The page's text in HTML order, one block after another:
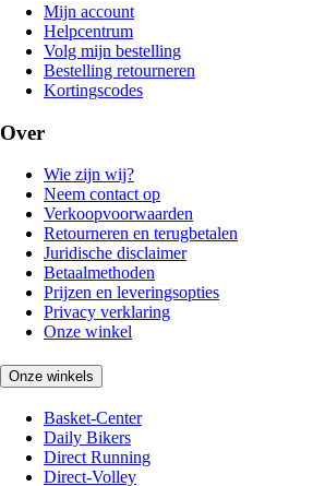
Mijn account
Helpcentrum
Volg mijn bestelling
Bestelling retourneren
Kortingscodes
Over
Wie zijn wij?
Neem contact op
Verkoopvoorwaarden
Retourneren en terugbetalen
Juridische disclaimer
Betaalmethoden
Prijzen en leveringsopties
Privacy verklaring
Onze winkel
Onze winkels
Basket-Center
Daily Bikers
Direct Running
Direct-Volley